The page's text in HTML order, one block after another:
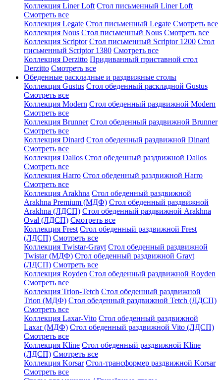
Коллекция Liner Loft Стол письменный Liner Loft
Смотреть все
Коллекция Legate Стол письменный Legate Смотреть все
Коллекция Nous Стол письменный Nous Смотреть все
Коллекция Scriptor Стол письменный Scriptor 1200 Стол
письменный Scriptor 1380 Смотреть все
Коллекция Derzitto Придиванный приставной стол
Derzitto Смотреть все
Обеденные раскладные и раздвижные столы
Коллекция Gustus Стол обеденный раскладной Gustus
Смотреть все
Коллекция Modern Стол обеденный раздвижной Modern
Смотреть все
Коллекция Brunner Стол обеденный раздвижной Brunner
Смотреть все
Коллекция Dinard Стол обеденный раздвижной Dinard
Смотреть все
Коллекция Dallos Стол обеденный раздвижной Dallos
Смотреть все
Коллекция Harro Стол обеденный раздвижной Harro
Смотреть все
Коллекция Arakhna Стол обеденный раздвижной
Arakhna Premium (МДФ) Стол обеденный раздвижной
Arakhna (ЛДСП) Стол обеденный раздвижной Arakhna
Oval (ЛДСП) Смотреть все
Коллекция Frest Стол обеденный раздвижной Frest
(ЛДСП) Смотреть все
Коллекция Twistar-Grayt Стол обеденный раздвижной
Twistar (МДФ) Стол обеденный раздвижной Grayt
(ЛДСП) Смотреть все
Коллекция Royden Стол обеденный раздвижной Royden
Смотреть все
Коллекция Trion-Tetch Стол обеденный раздвижной
Trion (МДФ) Стол обеденный раздвижной Tetch (ЛДСП)
Смотреть все
Коллекция Laxar-Vito Стол обеденный раздвижной
Laxar (МДФ) Стол обеденный раздвижной Vito (ЛДСП)
Смотреть все
Коллекция Kline Стол обеденный раздвижной Kline
(ЛДСП) Смотреть все
Коллекция Korsar Стол-трансформер раздвижной Korsar
Смотреть все